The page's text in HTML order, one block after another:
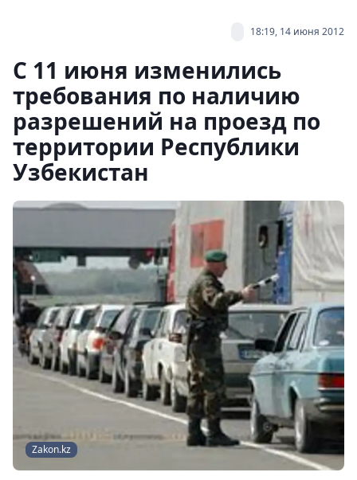
18:19, 14 июня 2012
С 11 июня изменились
требования по наличию
разрешений на проезд по
территории Республики
Узбекистан
Zakon.kz